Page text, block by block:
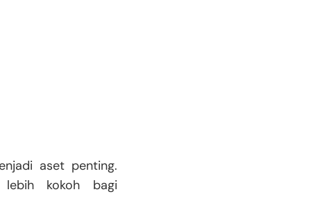
aset penting.
lebih kokoh bagi